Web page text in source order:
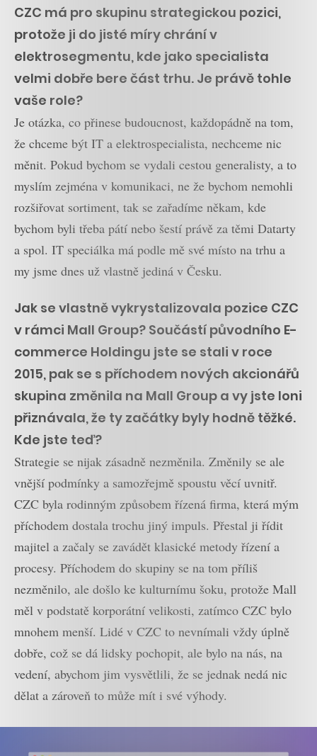
CZC má pro skupinu strategickou pozici,
protože ji do jisté míry chrání v
elektrosegmentu, kde jako specialista
velmi dobře bere část trhu. Je právě tohle
vaše role?
Je otázka, co přinese budoucnost, každopádně na tom,
že chceme být IT a elektrospecialista, nechceme nic
měnit. Pokud bychom se vydali cestou generalisty, a to
myslím zejména v komunikaci, ne že bychom nemohli
rozšiřovat sortiment, tak se zařadíme někam, kde
bychom byli třeba pátí nebo šestí právě za těmi Datarty
a spol. IT speciálka má podle mě své místo na trhu a
my jsme dnes už vlastně jediná v Česku.
Jak se vlastně vykrystalizovala pozice CZC
v rámci Mall Group? Součástí původního E-
commerce Holdingu jste se stali v roce
2015, pak se s příchodem nových akcionářů
skupina změnila na Mall Group a vy jste loni
přiznávala, že ty začátky byly hodně těžké.
Kde jste teď?
Strategie se nijak zásadně nezměnila. Změnily se ale
vnější podmínky a samozřejmě spoustu věcí uvnitř.
CZC byla rodinným způsobem řízená firma, která mým
příchodem dostala trochu jiný impuls. Přestal ji řídit
majitel a začaly se zavádět klasické metody řízení a
procesy. Příchodem do skupiny se na tom příliš
nezměnilo, ale došlo ke kulturnímu šoku, protože Mall
měl v podstatě korporátní velikosti, zatímco CZC bylo
mnohem menší. Lidé v CZC to nevnímali vždy úplně
dobře, což se dá lidsky pochopit, ale bylo na nás, na
vedení, abychom jim vysvětlili, že se jednak nedá nic
dělat a zároveň to může mít i své výhody.